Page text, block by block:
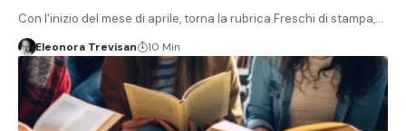
Con l'inizio del mese di aprile, torna la rubrica Freschi di stampa,…
Eleonora Trevisan 10 Min